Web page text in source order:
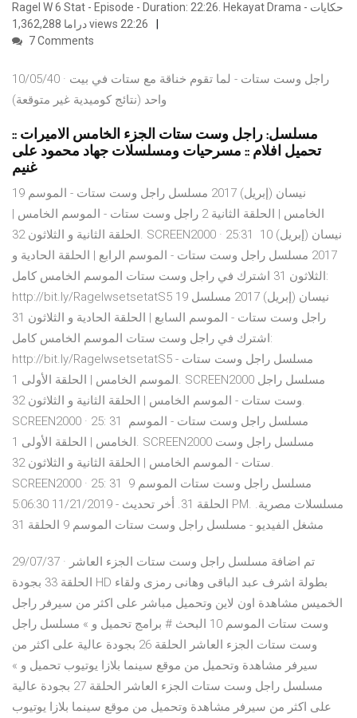
Ragel W 6 Stat - Episode - Duration: 22:26. Hekayat Drama - حكايات
دراما 1,362,288 views 22:26
7 Comments
10/05/40 · راجل وست ستات - لما تقوم خناقة مع ستات في بيت
واحد (نتائج كوميدية غير متوقعة)
مسلسل: راجل وست ستات الجزء الخامس الاميرات ::
تحميل افلام :: مسرحيات ومسلسلات جهاد محمود على
غنيم
19 نيسان (إبريل) 2017 مسلسل راجل وست ستات - الموسم
الخامس | الحلقة الثانية 2 راجل وست ستات - الموسم الخامس |
الحلقة الثانية و الثلاثون 32. SCREEN2000 · 25:31 10 نيسان (إبريل)
2017 مسلسل راجل وست ستات - الموسم الرابع | الحلقة الحادية و
الثلاثون 31 اشترك في راجل وست ستات الموسم الخامس كامل:
http://bit.ly/RagelwsetsetatS5 19 نيسان (إبريل) 2017 مسلسل
راجل وست ستات - الموسم السابع | الحلقة الحادية و الثلاثون 31
اشترك في راجل وست ستات الموسم الخامس كامل:
http://bit.ly/RagelwsetsetatS5 مسلسل راجل وست ستات -
الموسم الخامس | الحلقة الأولى 1. SCREEN2000 مسلسل راجل
وست ستات - الموسم الخامس | الحلقة الثانية و الثلاثون 32.
SCREEN2000 · 25: 31 مسلسل راجل وست ستات - الموسم
الخامس | الحلقة الأولى 1. SCREEN2000 مسلسل راجل وست
ستات - الموسم الخامس | الحلقة الثانية و الثلاثون 32.
SCREEN2000 · 25: 31 مسلسل راجل وست ستات الموسم 9
الحلقة 31. أخر تحديث - 11/21/2019 5:06:30 PM. مسلسلات مصرية.
29/07/37 · تم اضافة مسلسل راجل وست ستات الجزء العاشر
الحلقة 33 بجودة HD بطولة اشرف عبد الباقى وهانى رمزى ولقاء
الخميس مشاهدة اون لاين وتحميل مباشر على اكثر من سيرفر راجل
وست ستات الموسم 10 البحث # برامج تحميل و » مسلسل راجل
وست ستات الجزء العاشر الحلقة 26 بجودة عالية على اكثر من
سيرفر مشاهدة وتحميل من موقع سينما بلازا يوتيوب تحميل و »
مسلسل راجل وست ستات الجزء العاشر الحلقة 27 بجودة عالية
على اكثر من سيرفر مشاهدة وتحميل من موقع سينما بلازا يوتيوب